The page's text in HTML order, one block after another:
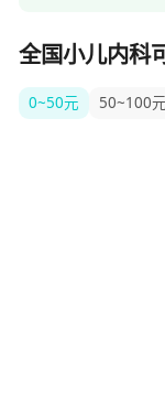
全国小儿内科
0~50元 50~100元